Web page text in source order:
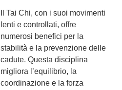
Il Tai Chi, con i suoi movimenti
lenti e controllati, offre
numerosi benefici per la
stabilità e la prevenzione delle
cadute. Questa disciplina
migliora l’equilibrio, la
coordinazione e la forza